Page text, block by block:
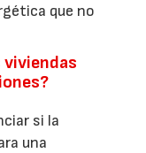
que no
viviendas
si la
una